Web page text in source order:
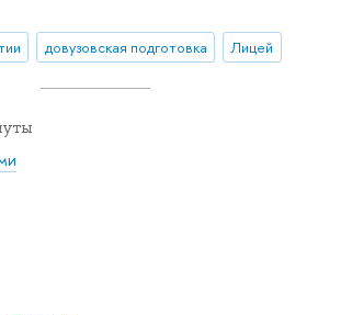
довузовская подготовка Лицей